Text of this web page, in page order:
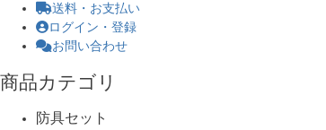
送料・お支払い
ログイン・登録
お問い合わせ
商品カテゴリ
防具セット